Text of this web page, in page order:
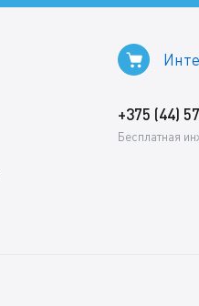
+375 (44)
Бесплатная